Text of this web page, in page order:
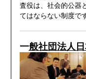
査役は、社会的公器
てはならない制度です
一般社団法人